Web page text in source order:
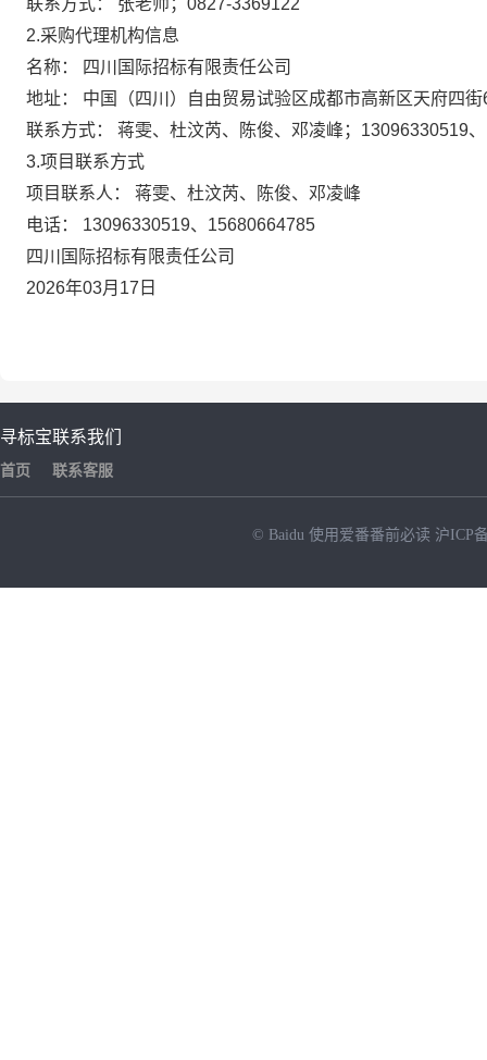
联系方式： 张老师；0827-3369122
2.采购代理机构信息
名称：
四川国际招标有限责任公司
地址： 中国（四川）自由贸易试验区成都市高新区天府四
联系方式： 蒋雯、杜汶芮、陈俊、邓凌峰；13096330519
3.项目联系方式
项目联系人： 蒋雯、杜汶芮、陈俊、邓凌峰
电话： 13096330519、15680664785
四川国际招标有限责任公司
2026年03月17日
寻标宝
首页
联系我们
联系客服
© Baidu 使用爱番番前必读 沪ICP